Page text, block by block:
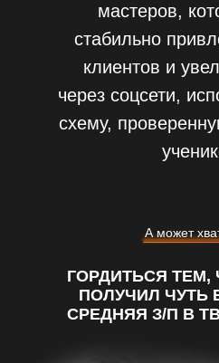
мастеров,
стабильно
клиентов и
через соцсети,
схему,
А может
ГОРДИТЬСЯ ТЕМ,
ПОЛУЧИЛ ЧУТЬ
СРЕДНЯЯ З/П В